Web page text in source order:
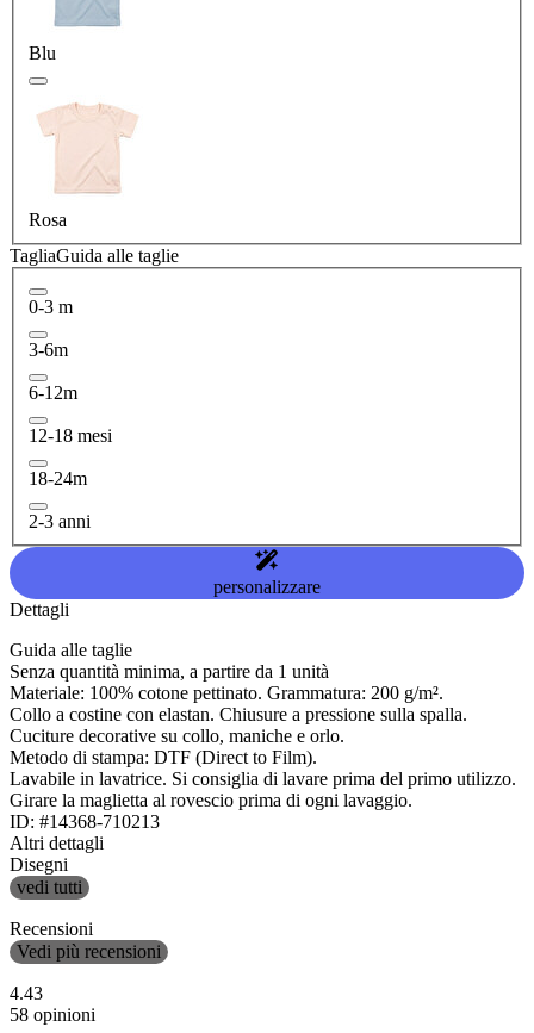
Blu
Rosa
TagliaGuida alle taglie
0-3 m
3-6m
6-12m
12-18 mesi
18-24m
2-3 anni
personalizzare
Dettagli
Guida alle taglie
Senza quantità minima, a partire da 1 unità
Materiale: 100% cotone pettinato. Grammatura: 200 g/m².
Collo a costine con elastan. Chiusure a pressione sulla spalla.
Cuciture decorative su collo, maniche e orlo.
Metodo di stampa: DTF (Direct to Film).
Lavabile in lavatrice. Si consiglia di lavare prima del primo utilizzo.
Girare la maglietta al rovescio prima di ogni lavaggio.
ID: #14368-710213
Altri dettagli
Disegni
vedi tutti
Recensioni
Vedi più recensioni
4.43
58 opinioni